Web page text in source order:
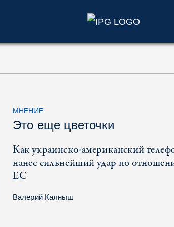
МНЕНИЕ
Это еще цветочки
Как украинско-американский
нанес сильнейший удар по
ЕС
Валерий Калныш